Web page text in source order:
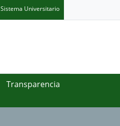
Sistema Universitario
Transparencia